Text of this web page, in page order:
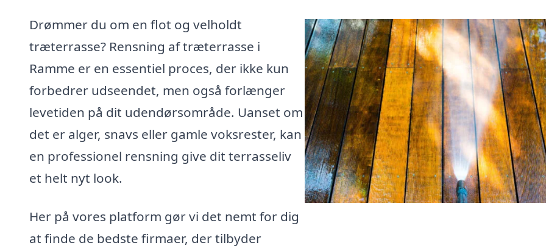
Drømmer du om en flot og velholdt
træterrasse? Rensning af træterrasse i
Ramme er en essentiel proces, der ikke kun
forbedrer udseendet, men også forlænger
levetiden på dit udendørsområde. Uanset om
det er alger, snavs eller gamle voksrester, kan
en professionel rensning give dit terrasseliv
et helt nyt look.
Her på vores platform gør vi det nemt for dig
at finde de bedste firmaer, der tilbyder